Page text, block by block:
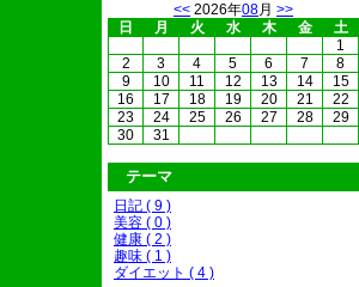
<< 2026年08月 >>
日
月 火 水 木 金
土
1
2
3 4 5 6 7
8
9
10 11 12 13 14
15
16
17 18 19 20 21
22
23
24 25 26 27 28
29
30
31
テーマ
日記 ( 9 )
美容 ( 0 )
健康 ( 2 )
趣味 ( 1 )
ダイエット ( 4 )